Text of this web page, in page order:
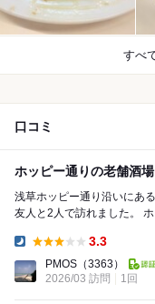
すべ
口コミ
ホッピー通りの老舗酒場
浅草ホッピー通り沿いにあるお店「
友人と2人で訪れました。 ホッピー通りにはコアな常連店があるのです
3.3
PMOS （3363）
2026/03 訪問
1回